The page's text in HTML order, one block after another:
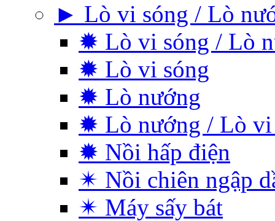
► Lò vi sóng / Lò
✹ Lò vi sóng / Lò
✹ Lò vi sóng
✹ Lò nướng
✹ Lò nướng / Lò vi
✹ Nồi hấp điện
✴ Nồi chiên ngập
✴ Máy sấy bát